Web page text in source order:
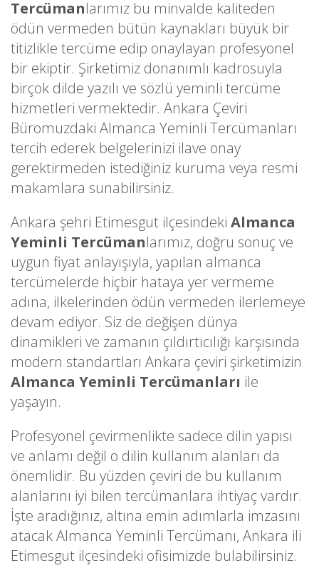
Tercümanlarımız bu minvalde kaliteden
ödün vermeden bütün kaynakları büyük bir
titizlikle tercüme edip onaylayan profesyonel
bir ekiptir. Şirketimiz donanımlı kadrosuyla
birçok dilde yazılı ve sözlü yeminli tercüme
hizmetleri vermektedir. Ankara Çeviri
Büromuzdaki Almanca Yeminli Tercümanları
tercih ederek belgelerinizi ilave onay
gerektirmeden istediğiniz kuruma veya resmi
makamlara sunabilirsiniz.
Ankara şehri Etimesgut ilçesindeki Almanca
Yeminli Tercümanlarımız, doğru sonuç ve
uygun fiyat anlayışıyla, yapılan almanca
tercümelerde hiçbir hataya yer vermeme
adına, ilkelerinden ödün vermeden ilerlemeye
devam ediyor. Siz de değişen dünya
dinamikleri ve zamanın çıldırtıcılığı karşısında
modern standartları Ankara çeviri şirketimizin
Almanca Yeminli Tercümanları ile
yaşayın.
Profesyonel çevirmenlikte sadece dilin yapısı
ve anlamı değil o dilin kullanım alanları da
önemlidir. Bu yüzden çeviri de bu kullanım
alanlarını iyi bilen tercümanlara ihtiyaç vardır.
İşte aradığınız, altına emin adımlarla imzasını
atacak Almanca Yeminli Tercümanı, Ankara ili
Etimesgut ilçesindeki ofisimizde bulabilirsiniz.